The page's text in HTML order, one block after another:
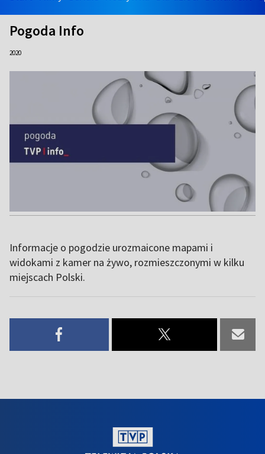
Pogoda Info
2020
Informacje o pogodzie urozmaicone mapami i
widokami z kamer na żywo, rozmieszczonymi w kilku
miejscach Polski.